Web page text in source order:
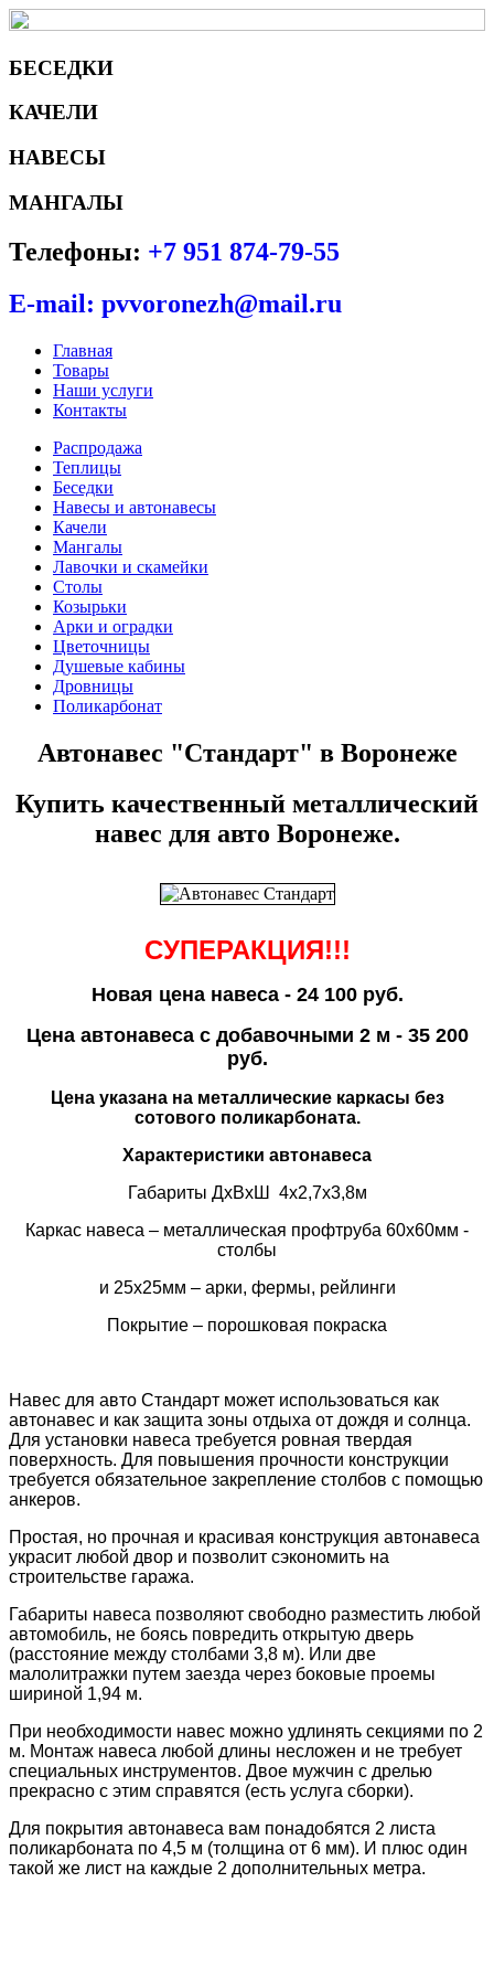
БЕСЕДКИ
КАЧЕЛИ
НАВЕСЫ
МАНГАЛЫ
Телефоны: +7 951 874-79-55
E-mail: pvvoronezh@mail.ru
Главная
Товары
Наши услуги
Контакты
Распродажа
Теплицы
Беседки
Навесы и автонавесы
Качели
Мангалы
Лавочки и скамейки
Столы
Козырьки
Арки и оградки
Цветочницы
Душевые кабины
Дровницы
Поликарбонат
Автонавес "Стандарт" в Воронеже
Купить качественный металлический
навес для авто Воронеже.
СУПЕРАКЦИЯ!!!
Новая цена навеса - 24 100 руб.
Цена автонавеса с добавочными 2 м - 35 200
руб.
Цена указана на металлические каркасы без
сотового поликарбоната.
Характеристики автонавеса
Габариты ДхВхШ 4х2,7х3,8м
Каркас навеса – металлическая профтруба 60х60мм -
столбы
и 25х25мм – арки, фермы, рейлинги
Покрытие – порошковая покраска
Навес для авто Стандарт может использоваться как
автонавес и как защита зоны отдыха от дождя и солнца.
Для установки навеса требуется ровная твердая
поверхность. Для повышения прочности конструкции
требуется обязательное закрепление столбов с помощью
анкеров.
Простая, но прочная и красивая конструкция автонавеса
украсит любой двор и позволит сэкономить на
строительстве гаража.
Габариты навеса позволяют свободно разместить любой
автомобиль, не боясь повредить открытую дверь
(расстояние между столбами 3,8 м). Или две
малолитражки путем заезда через боковые проемы
шириной 1,94 м.
При необходимости навес можно удлинять секциями по 2
м. Монтаж навеса любой длины несложен и не требует
специальных инструментов. Двое мужчин с дрелью
прекрасно с этим справятся (есть услуга сборки).
Для покрытия автонавеса вам понадобятся 2 листа
поликарбоната по 4,5 м (толщина от 6 мм). И плюс один
такой же лист на каждые 2 дополнительных метра.